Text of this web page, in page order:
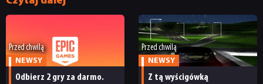
Przed chwilą
NEWSY
Odbierz 2 gry za darmo.
Przed chwilą
NEWSY
Z tą wyścigówką